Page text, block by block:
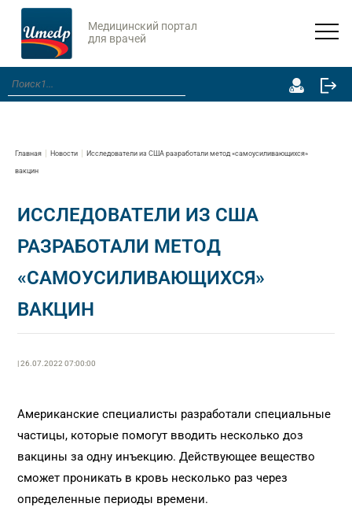
Медицинский портал
для врачей
Главная Новости Исследователи из США разработали метод «самоусиливающихся»
вакцин
ИССЛЕДОВАТЕЛИ ИЗ США
РАЗРАБОТАЛИ МЕТОД
«САМОУСИЛИВАЮЩИХСЯ»
ВАКЦИН
| 26.07.2022 07:00:00
Американские специалисты разработали специальные
частицы, которые помогут вводить несколько доз
вакцины за одну инъекцию. Действующее вещество
сможет проникать в кровь несколько раз через
определенные периоды времени.